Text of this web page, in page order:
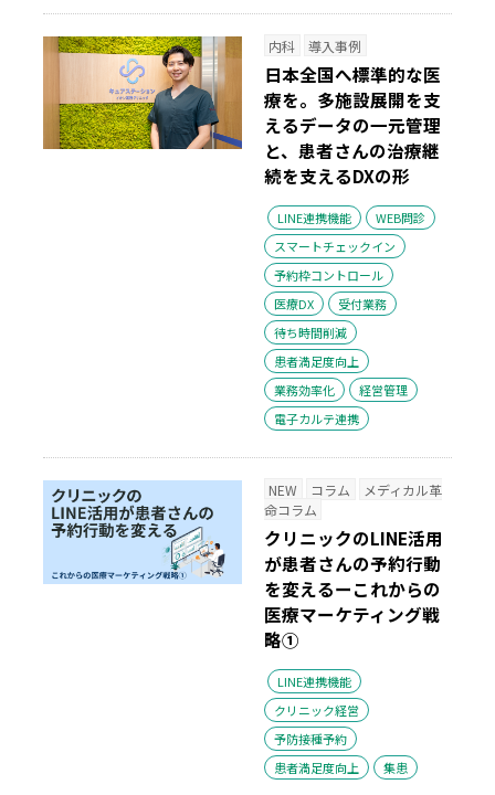
内科 導入事例
日本全国へ標準的な医
療を。多施設展開を支
えるデータの一元管理
と、患者さんの治療継
続を支えるDXの形
LINE連携機能
WEB問診
スマートチェックイン
予約枠コントロール
医療DX
受付業務
待ち時間削減
患者満足度向上
業務効率化
経営管理
電子カルテ連携
NEW コラム
メディカル革
命コラム
クリニックのLINE活用
が患者さんの予約行動
を変えるーこれからの
医療マーケティング戦
略①
LINE連携機能
クリニック経営
予防接種予約
患者満足度向上
集患